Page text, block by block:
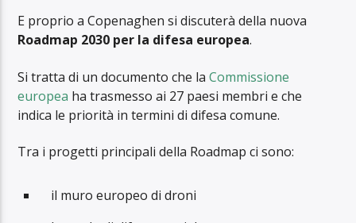
E proprio a Copenaghen si discuterà della nuova
Roadmap 2030 per la difesa europea.
Si tratta di un documento che laCommissione
europea ha trasmesso ai 27 paesi membri e che
indica le priorità in termini di difesa comune.
Tra i progetti principali della Roadmap ci sono:
il muro europeo di droni